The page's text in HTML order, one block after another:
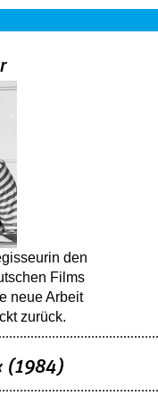
den
Films
neue Arbeit
zurück.
(1984)